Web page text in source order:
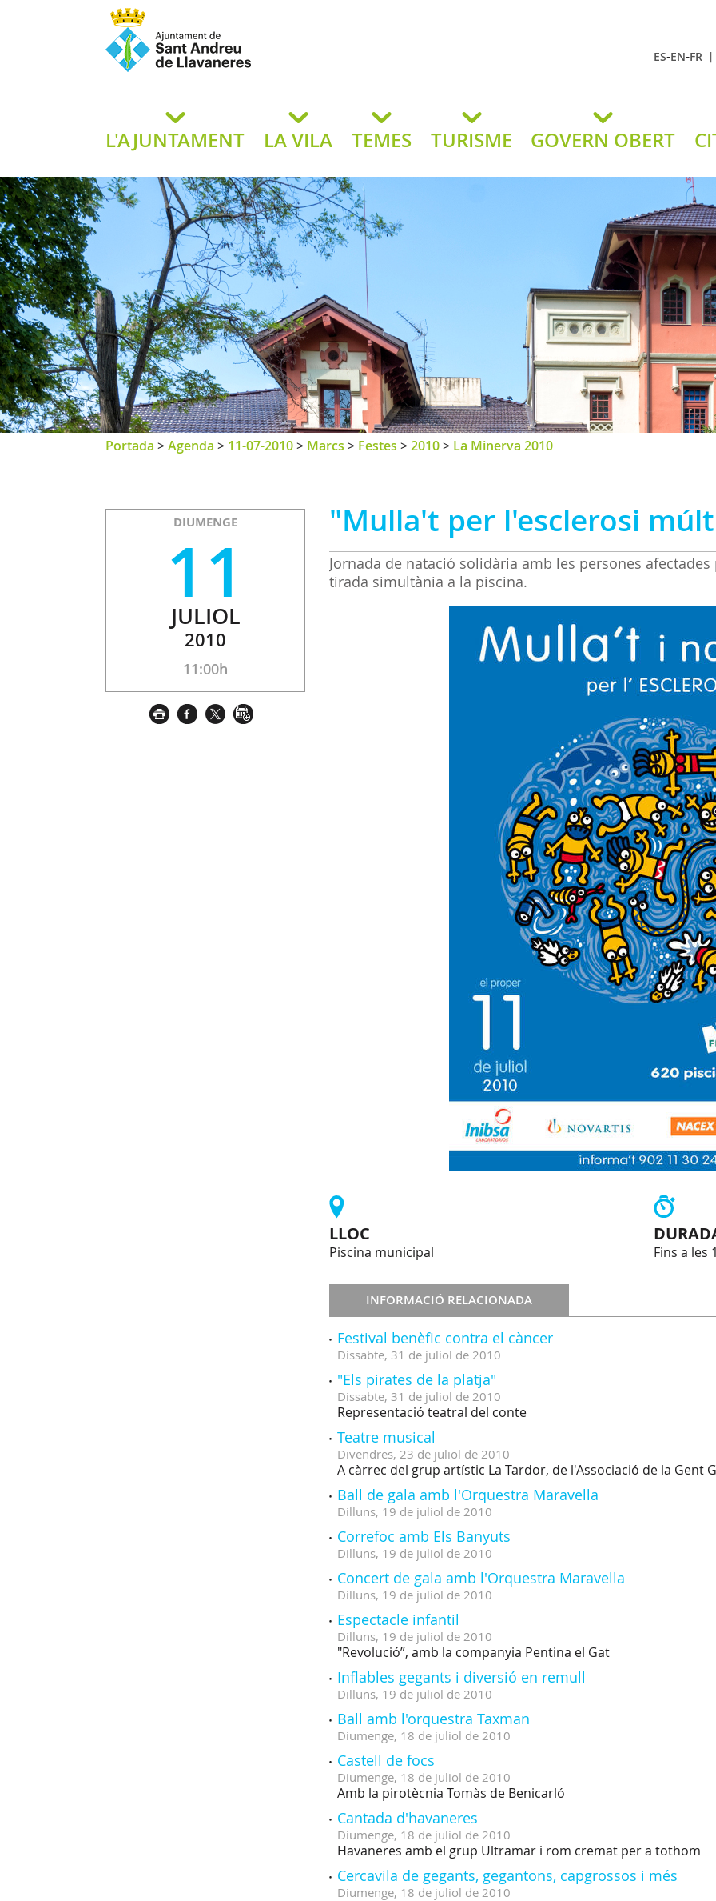
de Llavaneres
ES-EN-FR
L'AJUNTAMENT LA VILA TEMES TURISME GOVERN OBERT
Portada >Agenda > 11-07-2010> Marcs > Festes >2010> La Minerva 2010
DIUMENGE
11
JULIOL
2010
11:00h
"Mulla't per l'esclerosi
Jornada de natació solidària amb les persones
tirada simultània a la piscina.
LLOC
Piscina municipal Fins a les
INFORMACIÓ RELACIONADA
Festival benèfic contra el càncer
Dissabte, 31 de juliol de 2010
"Els pirates de la platja"
Dissabte, 31 de juliol de 2010
Representació teatral del conte
Teatre musical
Divendres, 23 de juliol de 2010
A càrrec del grup artístic La Tardor, de l'Associació de la Gent
Ball de gala amb l'Orquestra Maravella
Dilluns, 19 de juliol de 2010
Correfoc amb Els Banyuts
Dilluns, 19 de juliol de 2010
Concert de gala amb l'Orquestra Maravella
Dilluns, 19 de juliol de 2010
Espectacle infantil
Dilluns, 19 de juliol de 2010
"Revolució”, amb la companyia Pentina el Gat
Inflables gegants i diversió en remull
Dilluns, 19 de juliol de 2010
Ball amb l'orquestra Taxman
Diumenge, 18 de juliol de 2010
Castell de focs
Diumenge, 18 de juliol de 2010
Amb la pirotècnia Tomàs de Benicarló
Cantada d'havaneres
Diumenge, 18 de juliol de 2010
Havaneres amb el grup Ultramar i rom cremat per a tothom
Cercavila de gegants, gegantons, capgrossos i més
Diumenge, 18 de juliol de 2010